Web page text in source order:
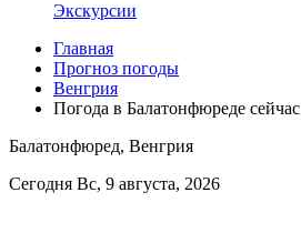
Экскурсии
Главная
Прогноз погоды
Венгрия
Погода в Балатонфюреде сейчас
Балатонфюред, Венгрия
Сегодня Вс, 9 августа, 2026